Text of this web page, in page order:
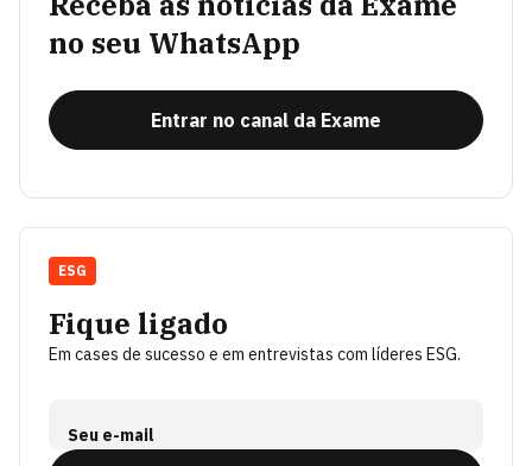
no seu WhatsApp
Entrar no canal da Exame
Fique ligado
Em cases de sucesso e em entrevistas com líderes ESG.
Seu e-mail
ESG